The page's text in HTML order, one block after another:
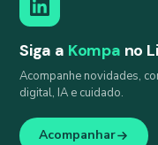
Siga a Kompa no
Acompanhe novidades,
digital, IA e cuidado.
Acompanhar